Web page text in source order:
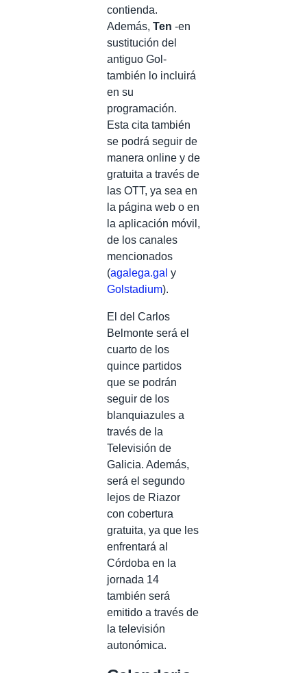
contienda.
Además, Ten -en
sustitución del
antiguo Gol-
también lo incluirá
en su
programación.
Esta cita también
se podrá seguir de
manera online y de
gratuita a través de
las OTT, ya sea en
la página web o en
la aplicación móvil,
de los canales
mencionados
(agalega.gal y
Golstadium).
El del Carlos
Belmonte será el
cuarto de los
quince partidos
que se podrán
seguir de los
blanquiazules a
través de la
Televisión de
Galicia. Además,
será el segundo
lejos de Riazor
con cobertura
gratuita, ya que les
enfrentará al
Córdoba en la
jornada 14
también será
emitido a través de
la televisión
autonómica.